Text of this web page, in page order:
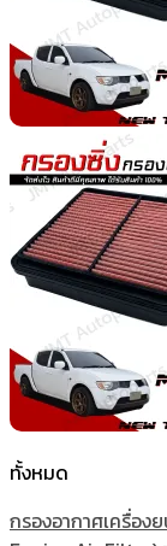
ทั้งหมด
กรองอากาศเครื่อ